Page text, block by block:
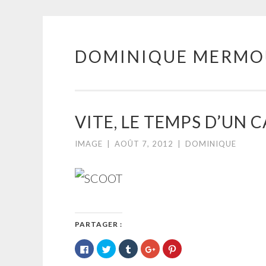
Aller
DOMINIQUE
VITE, LE TEMPS D’UN
IMAGE AOÛT 7, 2012 DOMINIQUE
PARTAGER :
Cliquez
pour
partager
Cliquez
pour
partager
Cliquez
pour
partager
Cliquez
pour
partager
Cliquez
pour